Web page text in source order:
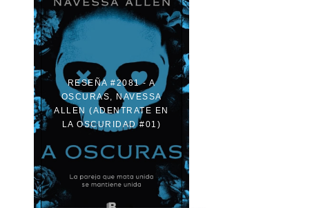
RESEÑA #2081 - A
OSCURAS, NAVESSA
ALLEN (ADENTRATE EN
LA OSCURIDAD #01)